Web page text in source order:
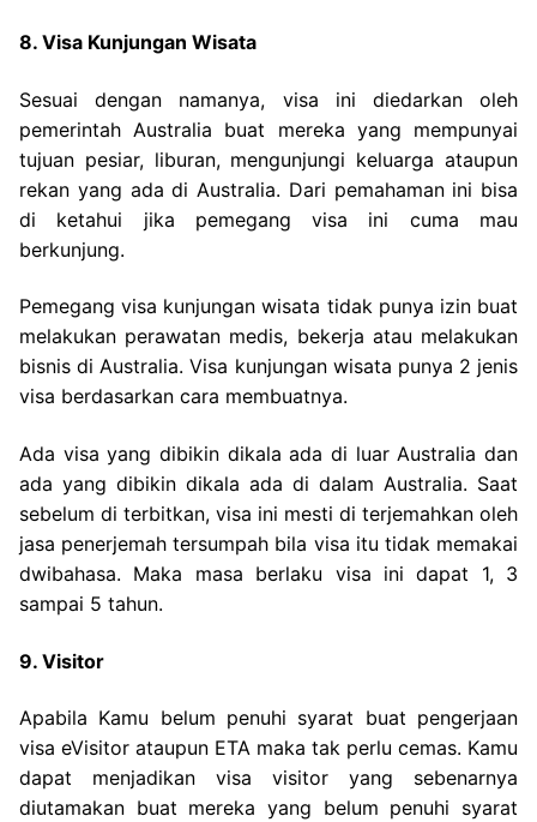
8. Visa Kunjungan Wisata
Sesuai dengan namanya, visa ini diedarkan oleh
pemerintah Australia buat mereka yang mempunyai
tujuan pesiar, liburan, mengunjungi keluarga ataupun
rekan yang ada di Australia. Dari pemahaman ini bisa
di ketahui jika pemegang visa ini cuma mau
berkunjung.
Pemegang visa kunjungan wisata tidak punya izin buat
melakukan perawatan medis, bekerja atau melakukan
bisnis di Australia. Visa kunjungan wisata punya 2 jenis
visa berdasarkan cara membuatnya.
Ada visa yang dibikin dikala ada di luar Australia dan
ada yang dibikin dikala ada di dalam Australia. Saat
sebelum di terbitkan, visa ini mesti di terjemahkan oleh
jasa penerjemah tersumpah bila visa itu tidak memakai
dwibahasa. Maka masa berlaku visa ini dapat 1, 3
sampai 5 tahun.
9. Visitor
Apabila Kamu belum penuhi syarat buat pengerjaan
visa eVisitor ataupun ETA maka tak perlu cemas. Kamu
dapat menjadikan visa visitor yang sebenarnya
diutamakan buat mereka yang belum penuhi syarat